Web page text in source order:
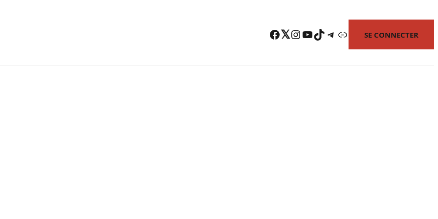
Facebook Twitter Instagram YouTube TikTok Telegram Lien SE CONNECTER